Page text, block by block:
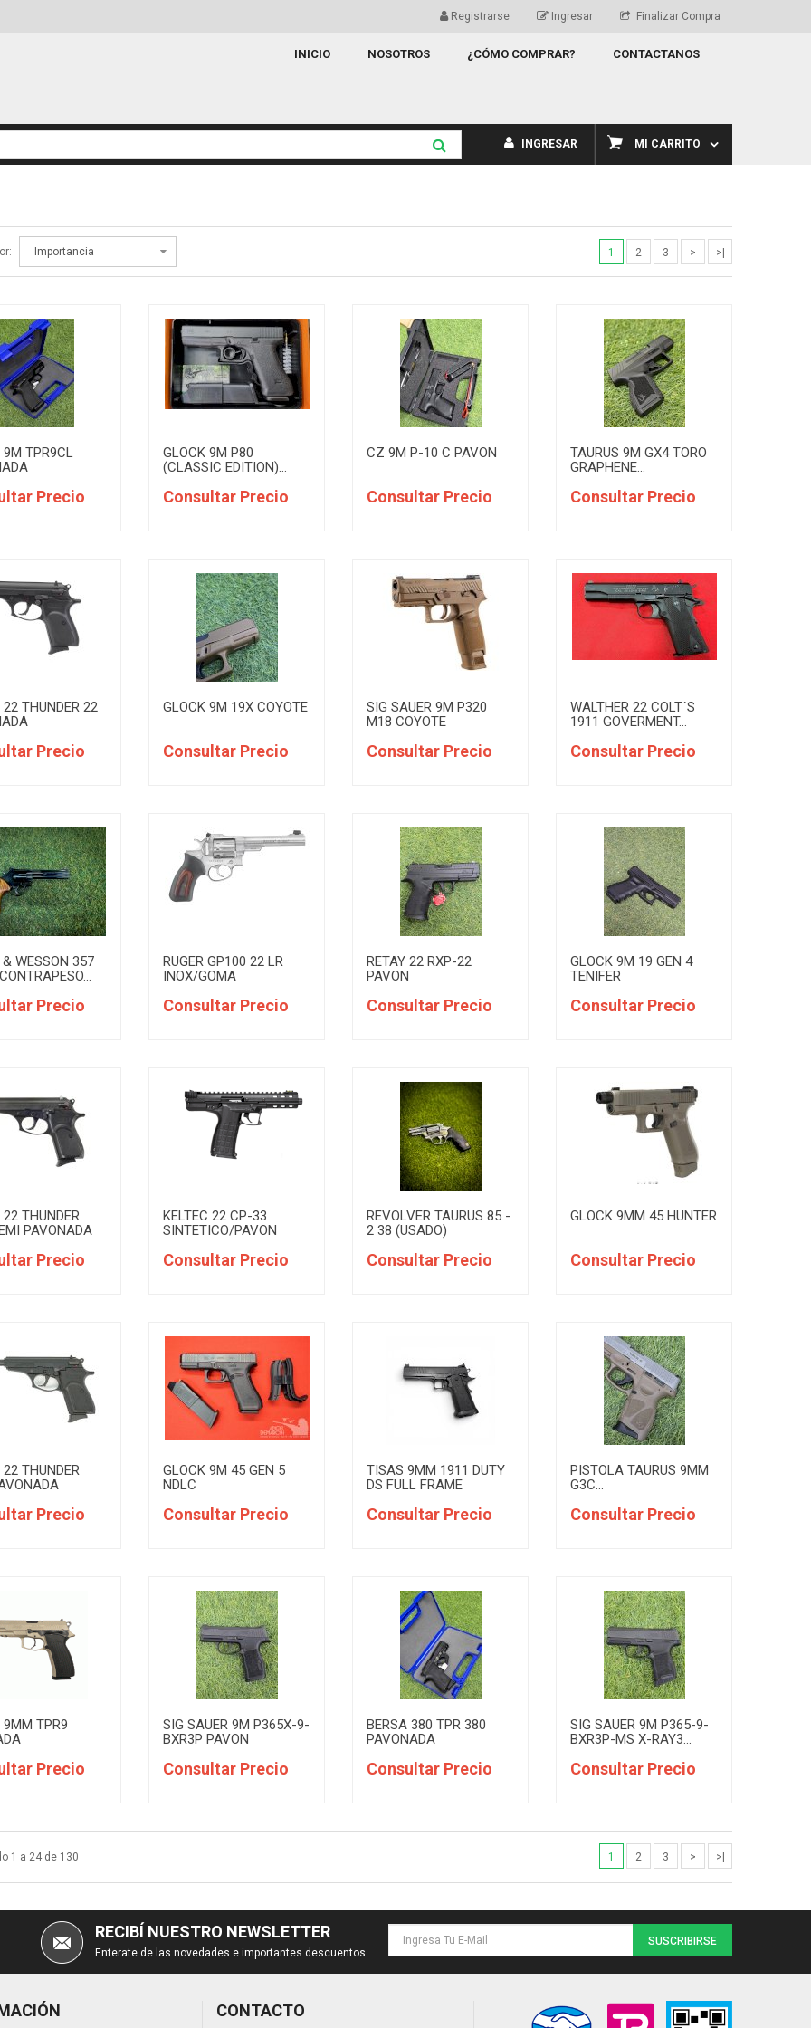
Registrarse Ingresar Finalizar Compra
INICIO NOSOTROS ¿CÓMO COMPRAR? CONTACTANOS
MI CARRITO
INGRESAR
1 2 3 > >|
9M TPR9CL
Precio
GLOCK 9M P80
(CLASSIC EDITION)...
Consultar Precio
CZ 9M P-10 C PAVON
Consultar Precio
TAURUS 9M GX4 TORO
GRAPHENE...
Consultar Precio
22 THUNDER 22
Precio
GLOCK 9M 19X COYOTE
Consultar Precio
SIG SAUER 9M P320
M18 COYOTE
Consultar Precio
WALTHER 22 COLT´S
1911 GOVERMENT...
Consultar Precio
WESSON 357
Precio
RUGER GP100 22 LR
INOX/GOMA
Consultar Precio
RETAY 22 RXP-22
PAVON
Consultar Precio
GLOCK 9M 19 GEN 4
TENIFER
Consultar Precio
22 THUNDER
PAVONADA
Precio
KELTEC 22 CP-33
SINTETICO/PAVON
Consultar Precio
REVOLVER TAURUS 85 -
2 38 (USADO)
Consultar Precio
GLOCK 9MM 45 HUNTER
Consultar Precio
22 THUNDER
Precio
GLOCK 9M 45 GEN 5
NDLC
Consultar Precio
TISAS 9MM 1911 DUTY
DS FULL FRAME
Consultar Precio
PISTOLA TAURUS 9MM
G3C...
Consultar Precio
9MM TPR9
Precio
SIG SAUER 9M P365X-9-
BXR3P PAVON
Consultar Precio
BERSA 380 TPR 380
PAVONADA
Consultar Precio
SIG SAUER 9M P365-9-
BXR3P-MS X-RAY3...
Consultar Precio
1 a 24 de 130 1 2 3 > >|
RECIBÍ NUESTRO NEWSLETTER
Enterate de las novedades e importantes descuentos
SUSCRIBIRSE
CONTACTO